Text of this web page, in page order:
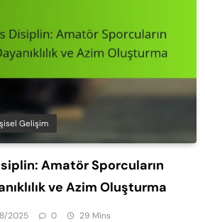
Gelişim
Amatör Sporcuların
ve Azim Oluşturma
2025 0 29 Mins